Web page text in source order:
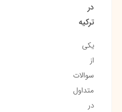
در
ترکیه
یکی
از
سوالات
متداول
در